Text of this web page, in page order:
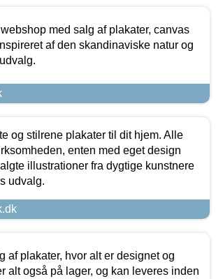
med salg af plakater, canvas
af den skandinaviske natur og
og stilrene plakater til dit hjem. Alle
enten med eget design
illustrationer fra dygtige kunstnere
udvalg.
af plakater, hvor alt er designet og
alt også på lager, og kan leveres inden